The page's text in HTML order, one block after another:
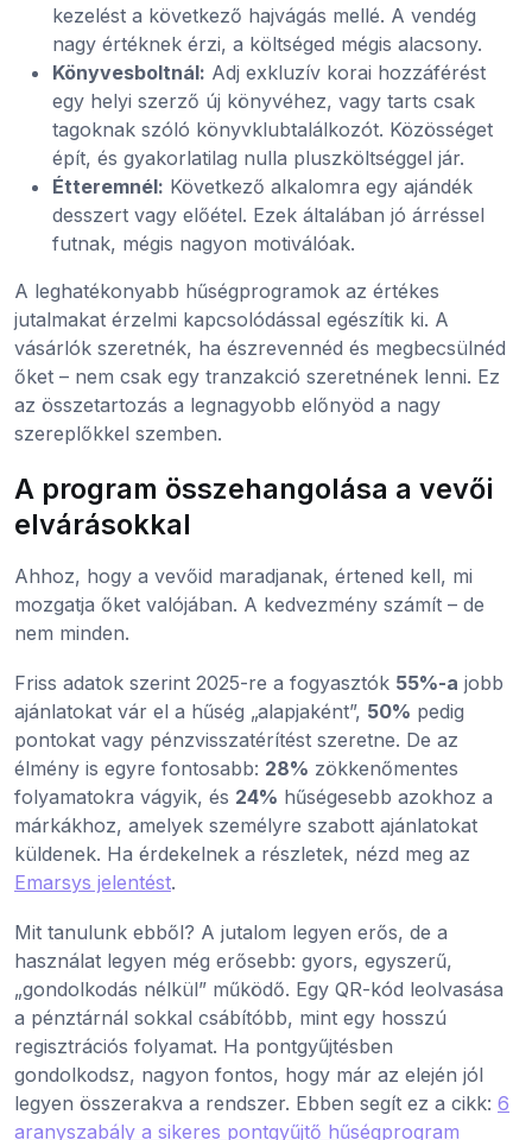
kezelést a következő hajvágás mellé. A vendég
nagy értéknek érzi, a költséged mégis alacsony.
Könyvesboltnál: Adj exkluzív korai hozzáférést
egy helyi szerző új könyvéhez, vagy tarts csak
tagoknak szóló könyvklubtalálkozót. Közösséget
épít, és gyakorlatilag nulla pluszköltséggel jár.
Étteremnél: Következő alkalomra egy ajándék
desszert vagy előétel. Ezek általában jó árréssel
futnak, mégis nagyon motiválóak.
A leghatékonyabb hűségprogramok az értékes
jutalmakat érzelmi kapcsolódással egészítik ki. A
vásárlók szeretnék, ha észrevennéd és megbecsülnéd
őket – nem csak egy tranzakció szeretnének lenni. Ez
az összetartozás a legnagyobb előnyöd a nagy
szereplőkkel szemben.
A program összehangolása a vevői
elvárásokkal
Ahhoz, hogy a vevőid maradjanak, értened kell, mi
mozgatja őket valójában. A kedvezmény számít – de
nem minden.
Friss adatok szerint 2025-re a fogyasztók 55%-a jobb
ajánlatokat vár el a hűség „alapjaként”, 50% pedig
pontokat vagy pénzvisszatérítést szeretne. De az
élmény is egyre fontosabb: 28% zökkenőmentes
folyamatokra vágyik, és 24% hűségesebb azokhoz a
márkákhoz, amelyek személyre szabott ajánlatokat
küldenek. Ha érdekelnek a részletek, nézd meg az
Emarsys jelentést.
Mit tanulunk ebből? A jutalom legyen erős, de a
használat legyen még erősebb: gyors, egyszerű,
„gondolkodás nélkül” működő. Egy QR-kód leolvasása
a pénztárnál sokkal csábítóbb, mint egy hosszú
regisztrációs folyamat. Ha pontgyűjtésben
gondolkodsz, nagyon fontos, hogy már az elején jól
legyen összerakva a rendszer. Ebben segít ez a cikk: 6
aranyszabály a sikeres pontgyűjtő hűségprogram